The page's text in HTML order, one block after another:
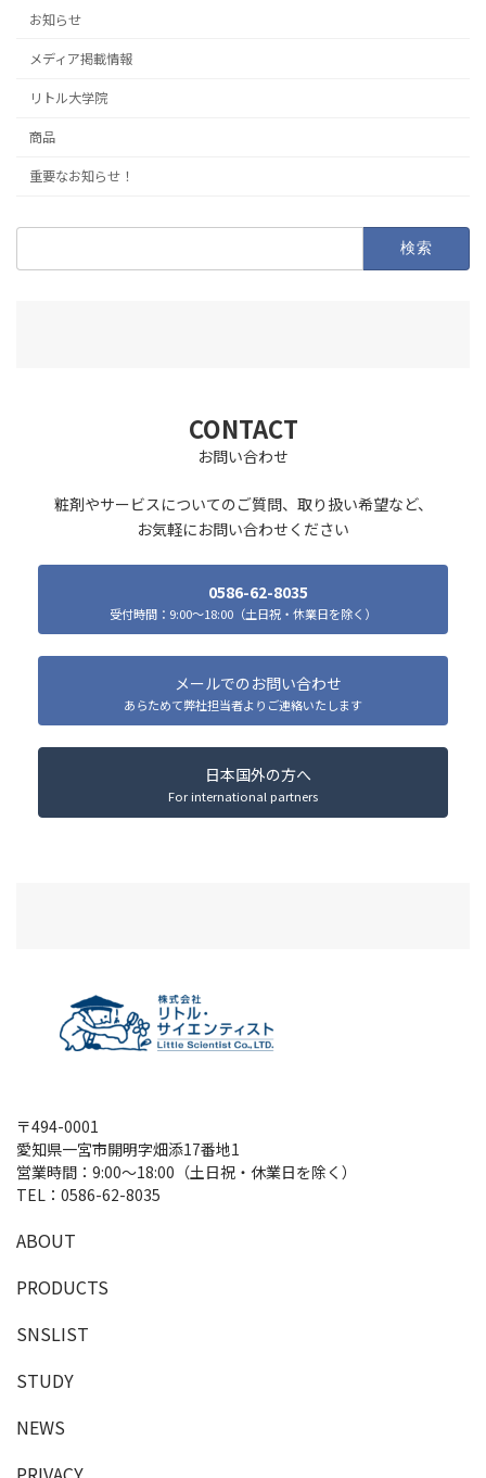
お知らせ
メディア掲載情報
リトル大学院
商品
重要なお知らせ！
検
CONTACT
お問い合わせ
粧剤やサービスについてのご質問、取り扱い希望など、
お気軽にお問い合わせください
0586-62-8035
受付時間：9:00～18:00（土日祝・休業日を除く）
メールでのお問い合わせ
あらためて弊社担当者よりご連絡いたします
日本国外の方へ
For international partners
〒494-0001
愛知県一宮市開明字畑添17番地1
営業時間：9:00～18:00（土日祝・休業日を除く）
TEL： 0586-62-8035
ABOUT
PRODUCTS
SNSLIST
STUDY
NEWS